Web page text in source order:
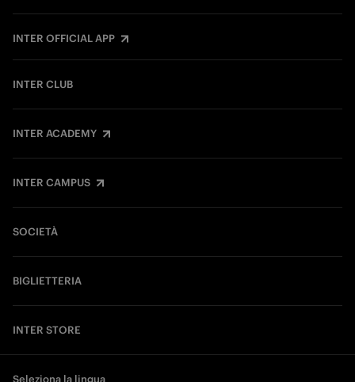
INTER OFFICIAL APP
INTER CLUB
INTER ACADEMY
INTER CAMPUS
SOCIETÀ
BIGLIETTERIA
INTER STORE
Seleziona la lingua